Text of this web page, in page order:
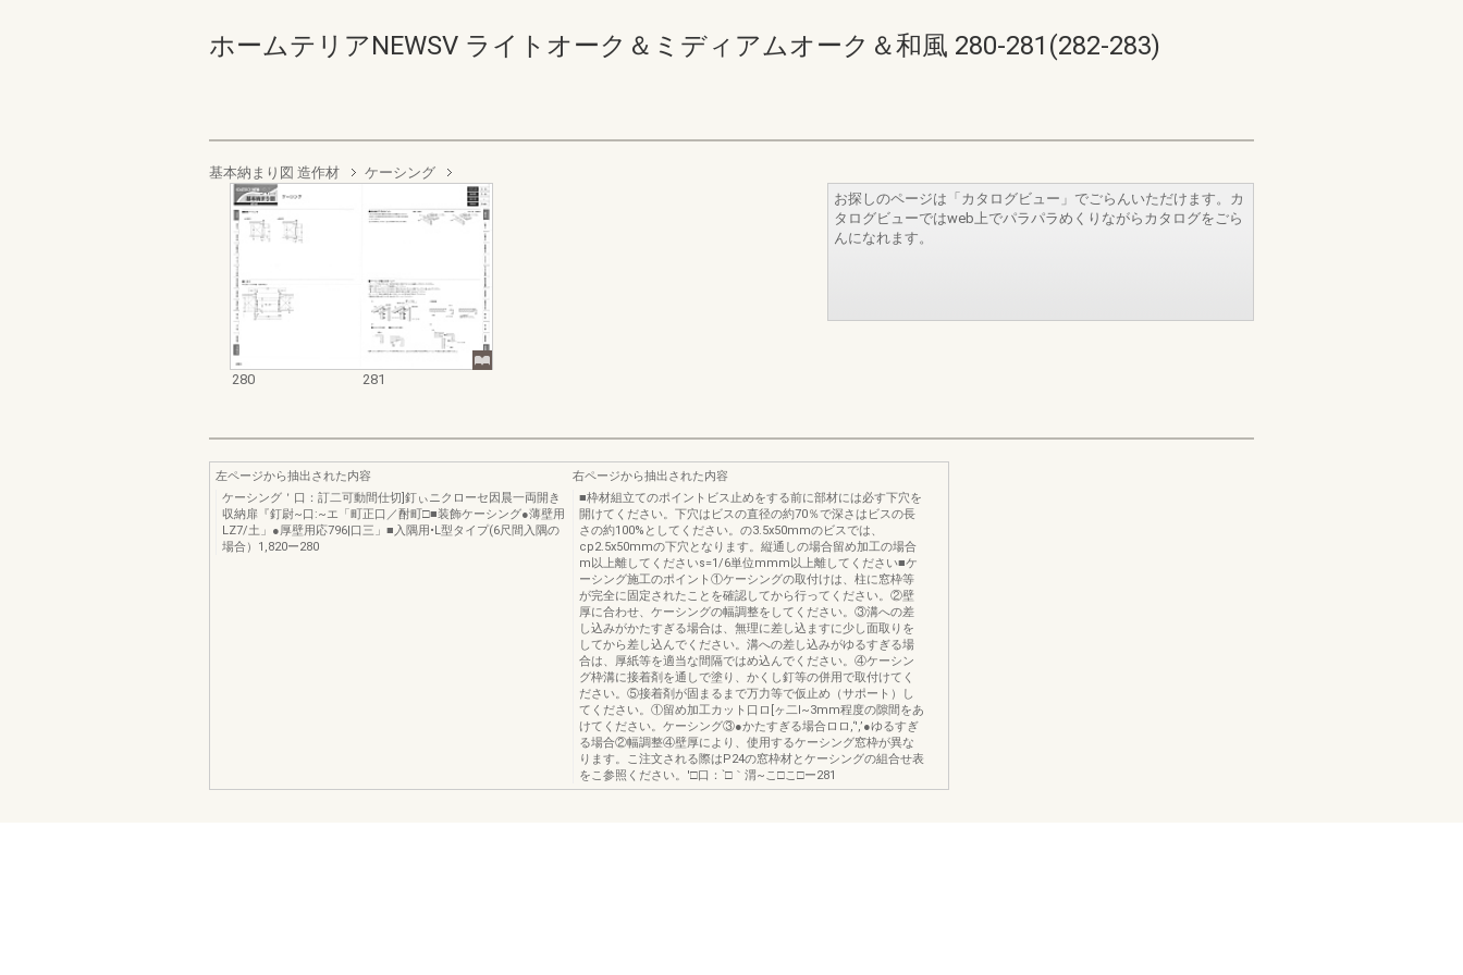
ホームテリアNEWSV ライトオーク＆ミディアムオーク＆和風 280-281(282-283)
基本納まり図 造作材 ケーシング
280 281
お探しのページは「カタログビュー」でごらんいただけます。カ
タログビューではweb上でパラパラめくりながらカタログをごら
んになれます。
左ページから抽出された内容
ケーシング＇口：訂二可動間仕切]釘ぃニクローセ因晨一両開き
収納扉『釘尉~口:~エ「町正口／酎町□■装飾ケーシング●薄壁用
LZ7/土」●厚壁用応796|口三」■入隅用•L型タイプ(6尺間入隅の
場合）1,820ー280
右ページから抽出された内容
■枠材組立てのポイントビス止めをする前に部材には必す下穴を
開けてください。下穴はビスの直径の約70％で深さはビスの長
さの約100%としてください。の3.5x50mmのビスでは、
cp2.5x50mmの下穴となります。縦通しの場合留め加工の場合
m以上離してくださいs=1/6単位mmm以上離してください■ケ
ーシング施工のポイント①ケーシングの取付けは、柱に窓枠等
が完全に固定されたことを確認してから行ってください。②壁
厚に合わせ、ケーシングの幅調整をしてください。③溝への差
し込みがかたすぎる場合は、無理に差し込ますに少し面取りを
してから差し込んでください。溝への差し込みがゆるすぎる場
合は、厚紙等を適当な間隔ではめ込んでください。④ケーシン
グ枠溝に接着剤を通しで塗り、かくし釘等の併用で取付けてく
ださい。⑤接着剤が固まるまで万力等で仮止め（サポート）し
てください。①留め加工カット口ロ[ヶ二l~3mm程度の隙間をあ
けてください。ケーシング③●かたすぎる場合ロロ,‘',’●ゆるすぎ
る場合②幅調整④壁厚により、使用するケーシング窓枠が異な
ります。こ注文される際はP24の窓枠材とケーシングの組合せ表
をこ参照ください。'□口：`□｀渭~こ□こ□ー281